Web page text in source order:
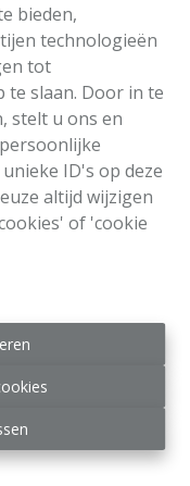
bieden,
technologieën
tot
slaan. Door in te
stelt u ons en
ID's op deze
altijd wijzigen
of 'cookie